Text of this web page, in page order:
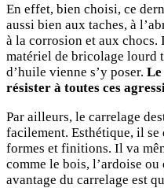
En effet, bien choisi, ce
aussi bien aux taches, à
à la corrosion et aux
matériel de bricolage lourd
d’huile vienne s’y poser. Le
résister à toutes ces
Par ailleurs, le carrelage
facilement. Esthétique, il
formes et finitions. Il va
comme le bois, l’ardoise
avantage du carrelage est